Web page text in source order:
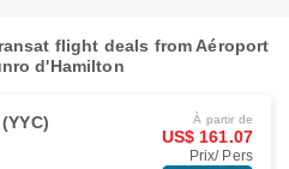
flight deals from Aéroport
d'Hamilton
À partir de
US$ 161.07
Prix/ Pers